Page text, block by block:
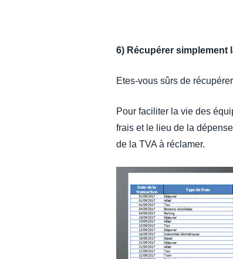
6) Récupérer simplement
Etes-vous sûrs de
Pour faciliter la vie des
frais et le lieu de la
de la TVA à réclamer.